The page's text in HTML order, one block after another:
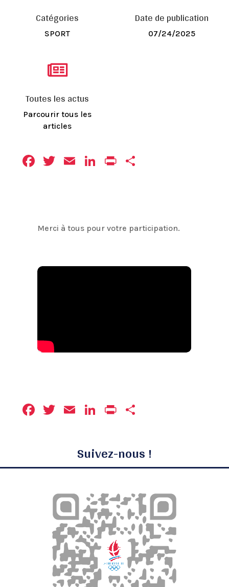
Catégories
SPORT
Date de publication
07/24/2025

Toutes les actus
Parcourir tous les
articles
Facebook
Twitter
EmailLinkedIn
Print
Merci à tous pour votre participation.
Facebook
Twitter
EmailLinkedIn
Print
Suivez-nous !